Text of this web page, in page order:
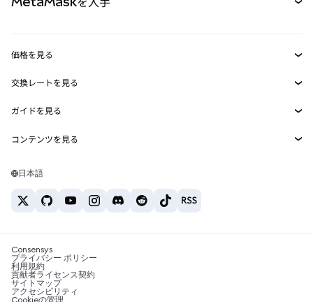
RWA
MetaMask Connect
Snaps
Web3サービス
セキュリティ
サポート
キャリア
お問い合わせ
価格を見る
イーサリアムの価格
Solanaの価格
Tetherの価格
交換レートを見る
ETH→USD
USDT→INR
BTC→INR
ETH→USDT
ガイドを見る
ETHの購入
USDTの購入
SHIBの購入
BNBの購入
コンテンツを見る
Solanaウォレット
税制関連ニュース
暗号資産の購入方法は？
ビットコインを売るには？
日本語
Consensys
プライバシー ポリシー
利用規約
貢献者ライセンス契約
サイトマップ
アクセシビリティ
Cookieの管理